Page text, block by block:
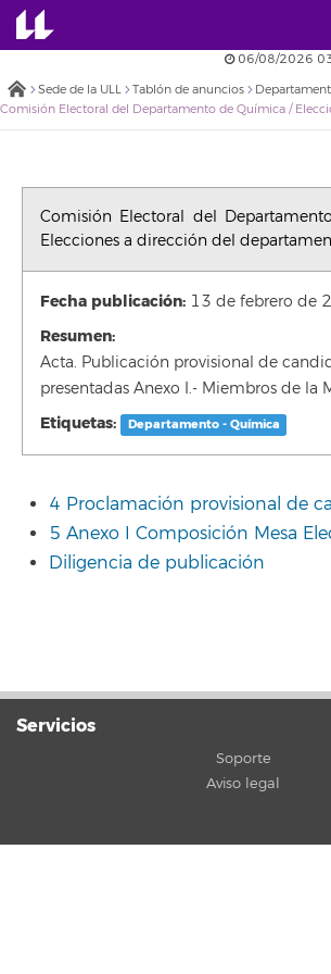
06/08/2026
Sede de la ULL Tablón de anuncios
Comisión Electoral del
Elecciones a dirección del
Fecha publicación: 13 de febrero de
Resumen:
Acta. Publicación provisional de
presentadas Anexo I.- Miembros de la
Etiquetas: Departamento - Química
4 Proclamación provisional de
5 Anexo I Composición Mesa
Diligencia de publicación
Servicios
Soporte
Aviso legal